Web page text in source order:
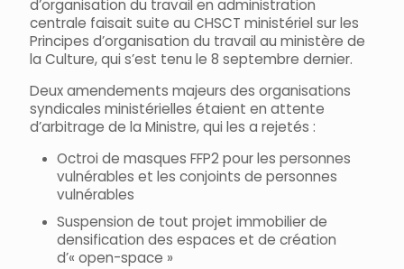
d’organisation du travail en administration
centrale faisait suite au CHSCT ministériel sur les
Principes d’organisation du travail au ministère de
la Culture, qui s’est tenu le 8 septembre dernier.
Deux amendements majeurs des organisations
syndicales ministérielles étaient en attente
d’arbitrage de la Ministre, qui les a rejetés :
Octroi de masques FFP2 pour les personnes
vulnérables et les conjoints de personnes
vulnérables
Suspension de tout projet immobilier de
densification des espaces et de création
d’« open-space »